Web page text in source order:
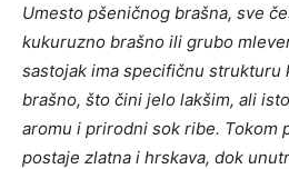
Umesto pšeničnog brašna, sve
kukuruzno brašno ili grubo
sastojak ima specifičnu strukturu
brašno, što čini jelo lakšim, ali
aromu i prirodni sok ribe. Tokom
postaje zlatna i hrskava, dok